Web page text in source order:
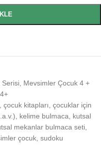
Serisi Mevsimler Çocuk 4 +
çocuk kitapları çocuklar için
kelime bulmaca
kutsal
mekanlar bulmaca seti
çocuk sudoku